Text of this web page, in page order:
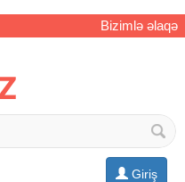
Bizimlə əlaqə
Giriş